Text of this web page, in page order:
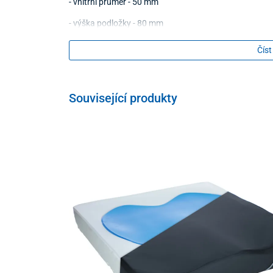
- výška podložky - 80 mm
Číst
Související produkty